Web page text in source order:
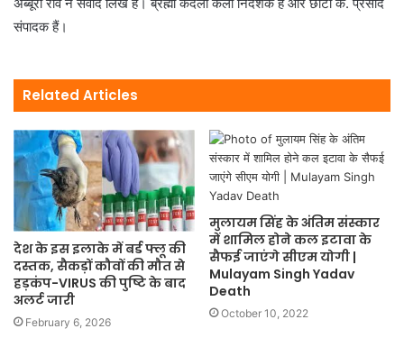
संपादक हैं।
Related Articles
देश के इस इलाके में बर्ड फ्लू की
दस्तक, सैकड़ों कौवों की मौत से
हड़कंप-VIRUS की पुष्टि के बाद
अलर्ट जारी
February 6, 2026
मुलायम सिंह के अंतिम संस्कार
में शामिल होने कल इटावा के
सैफई जाएंगे सीएम योगी |
Mulayam Singh Yadav
Death
October 10, 2022